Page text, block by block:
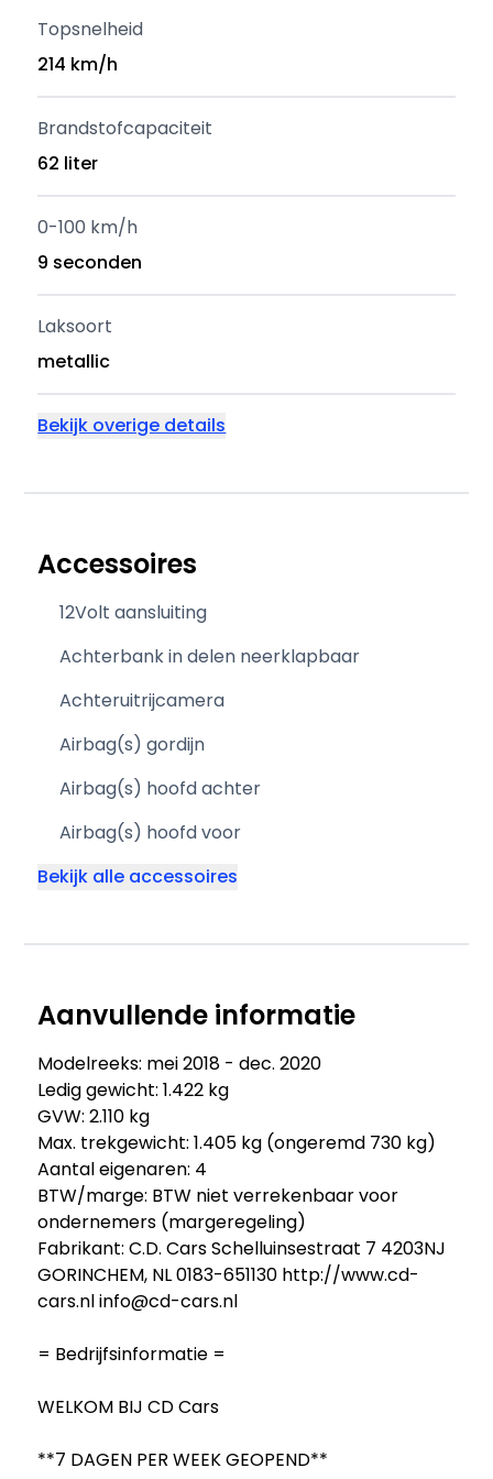
Topsnelheid
214 km/h
Brandstofcapaciteit
62 liter
0-100 km/h
9 seconden
Laksoort
metallic
Bekijk overige details
Accessoires
12Volt aansluiting
Achterbank in delen neerklapbaar
Achteruitrijcamera
Airbag(s) gordijn
Airbag(s) hoofd achter
Airbag(s) hoofd voor
Bekijk alle accessoires
Aanvullende informatie
Modelreeks: mei 2018 - dec. 2020
Ledig gewicht: 1.422 kg
GVW: 2.110 kg
Max. trekgewicht: 1.405 kg (ongeremd 730 kg)
Aantal eigenaren: 4
BTW/marge: BTW niet verrekenbaar voor
ondernemers (margeregeling)
Fabrikant: C.D. Cars Schelluinsestraat 7 4203NJ
GORINCHEM, NL 0183-651130 http://www.cd-
cars.nl info@cd-cars.nl
= Bedrijfsinformatie =
WELKOM BIJ CD Cars
**7 DAGEN PER WEEK GEOPEND**